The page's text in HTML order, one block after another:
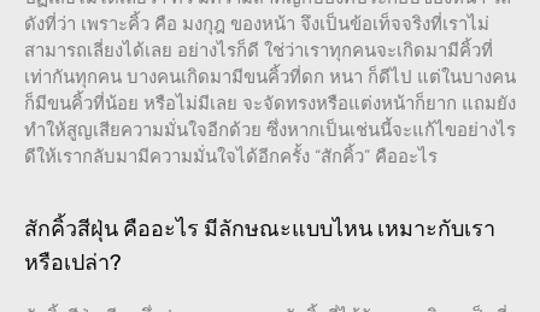
ดังที่ว่า เพราะคิ้ว คือ มงกุฎ ของหน้า จึงเป็นข้อเท็จจริงที่เราไม่
สามารถเลี่ยงได้เลย อย่างไรก็ดี ใช่ว่าเราทุกคนจะเกิดมามีคิ้วที่
เท่ากันทุกคน บางคนเกิดมามีขนคิ้วที่ดก หนา ก็ดีไป แต่ในบางคน
ก็มีขนคิ้วที่น้อย หรือไม่มีเลย จะจัดทรงหรือแต่งหน้าก็ยาก แถมยัง
ทำให้สูญเสียความมั่นใจอีกด้วย ซึ่งหากเป็นเช่นนี้จะแก้ไขอย่างไร
ดีให้เรากลับมามีความมั่นใจได้อีกครั้ง “สักคิ้ว” คืออะไร
สักคิ้วสีฝุ่น คืออะไร มีลักษณะแบบไหน เหมาะกับเรา
หรือเปล่า?